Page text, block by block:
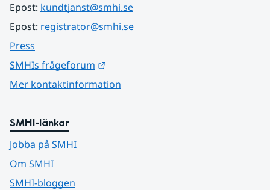
Epost: kundtjanst@smhi.se
Epost: registrator@smhi.se
Press
SMHIs frågeforum
Mer kontaktinformation
SMHI-länkar
Jobba på SMHI
Om SMHI
SMHI-bloggen